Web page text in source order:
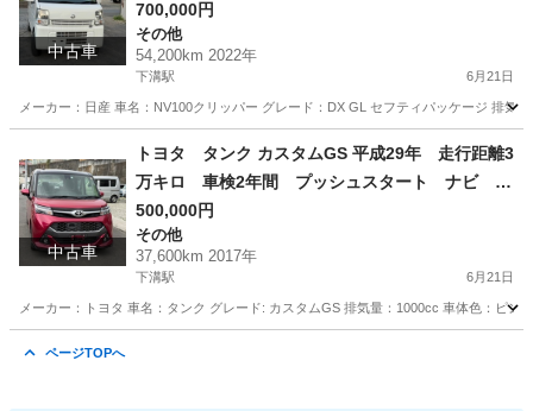
中古車
700,000円
その他
54,200km 2022年
下溝駅 6月21日
メーカー：日産 車名：NV100クリッパー グレード：DX GL セフティパッケージ 排
相模原市 下溝駅 その他 走行距離
中古車
トヨタ タンク カスタムGS 平成29年 走行距離3
万キロ 車検2年間 プッシュスタート ナビ バ
ックカメラ
500,000円
その他
37,600km 2017年
下溝駅 6月21日
メーカー：トヨタ 車名：タンク グレード: カスタムGS 排気量：1000cc 車体色：ピ
ページTOPへ